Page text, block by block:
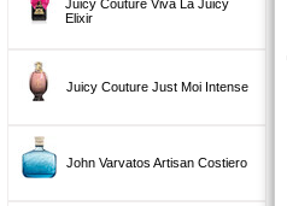
Juicy Couture Viva La Juicy
Elixir
Juicy Couture Just Moi Intense
John Varvatos Artisan Costiero